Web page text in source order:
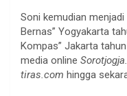
Soni kemudian
Bernas” Yogyakarta
Kompas” Jakarta
media online
tiras.com hingga